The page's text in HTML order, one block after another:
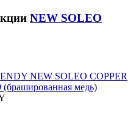
NEW SOLEO
NEW SOLEO COPPER
медь)